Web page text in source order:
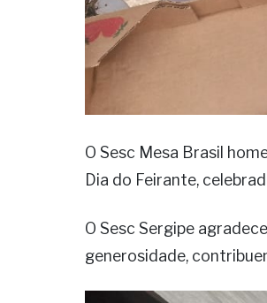
O Sesc Mesa Brasil
Dia do Feirante,
O Sesc Sergipe
generosidade,